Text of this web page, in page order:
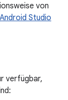
von
Android Studio
verfügbar,